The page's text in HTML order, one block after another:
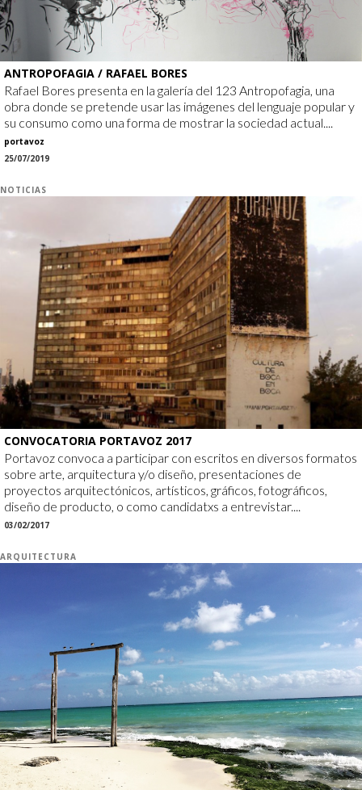
ANTROPOFAGIA / RAFAEL BORES
Rafael Bores presenta en la galería del 123 Antropofagia, una
obra donde se pretende usar las imágenes del lenguaje popular y
su consumo como una forma de mostrar la sociedad actual....
portavoz
25/07/2019
NOTICIAS
CONVOCATORIA PORTAVOZ 2017
Portavoz convoca a participar con escritos en diversos formatos
sobre arte, arquitectura y/o diseño, presentaciones de
proyectos arquitectónicos, artísticos, gráficos, fotográficos,
diseño de producto, o como candidatxs a entrevistar....
03/02/2017
ARQUITECTURA